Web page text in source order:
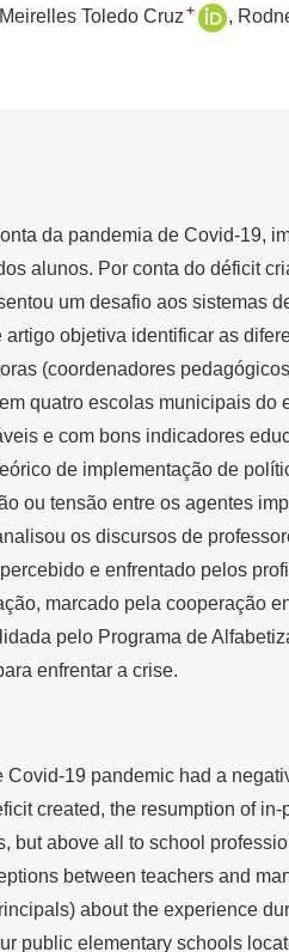
Toledo Cruz +
da pandemia de Covid-19,
alunos. Por conta do déficit
um desafio aos sistemas
objetiva identificar as
(coordenadores
quatro escolas municipais do
e com bons indicadores
de implementação de
ou tensão entre os agentes
os discursos de
e enfrentado pelos
marcado pela cooperação
pelo Programa de
enfrentar a crise.
19 pandemic had a
created, the resumption of
but above all to school
between teachers and
about the experience
public elementary schools